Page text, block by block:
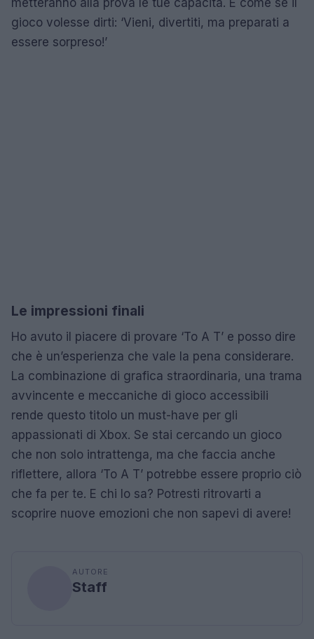
gioco volesse dirti: ‘Vieni, divertiti, ma preparati a
essere sorpreso!’
Le impressioni finali
Ho avuto il piacere di provare ‘To A T’ e posso dire
che è un’esperienza che vale la pena considerare.
La combinazione di grafica straordinaria, una trama
avvincente e meccaniche di gioco accessibili
rende questo titolo un must-have per gli
appassionati di Xbox. Se stai cercando un gioco
che non solo intrattenga, ma che faccia anche
riflettere, allora ‘To A T’ potrebbe essere proprio ciò
che fa per te. E chi lo sa? Potresti ritrovarti a
scoprire nuove emozioni che non sapevi di avere!
AUTORE
Staff